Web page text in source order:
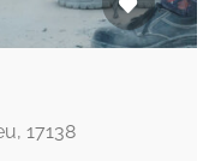
17138